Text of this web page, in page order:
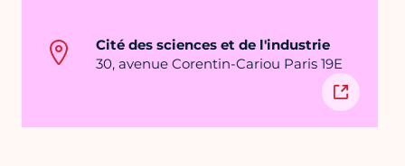
Cité des sciences et de l'industrie
30, avenue Corentin-Cariou Paris 19E